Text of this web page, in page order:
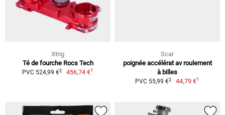
Xtrig
Té de fourche Rocs Tech
PVC 524,99 €2 456,74 €1
Scar
poignée accélérat av roulement
à billes
PVC 55,99 €2 44,79 €1